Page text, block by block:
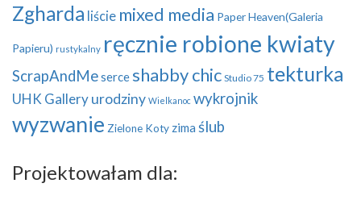
Zgharda liście mixed media Paper Heaven(Galeria
Papieru) rustykalny ręcznie robione kwiaty
ScrapAndMeserce shabby chic Studio 75 tekturka
UHK Galleryurodziny Wielkanoc wykrojnik
wyzwanie Zielone Koty zima ślub
Projektowałam dla: